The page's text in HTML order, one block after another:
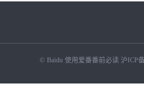
© Baidu 使用爱番番前必读 沪ICP